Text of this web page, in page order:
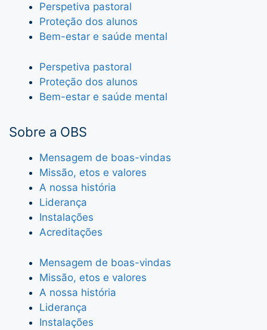
Perspetiva pastoral
Proteção dos alunos
Bem-estar e saúde mental
Perspetiva pastoral
Proteção dos alunos
Bem-estar e saúde mental
Sobre a OBS
Mensagem de boas-vindas
Missão, etos e valores
A nossa história
Liderança
Instalações
Acreditações
Mensagem de boas-vindas
Missão, etos e valores
A nossa história
Liderança
Instalações